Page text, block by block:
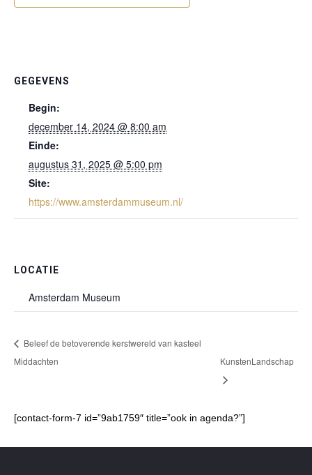
GEGEVENS
Begin:
december 14, 2024 @ 8:00 am
Einde:
augustus 31, 2025 @ 5:00 pm
Site:
https://www.amsterdammuseum.nl/
LOCATIE
Amsterdam Museum
Beleef de betoverende kerstwereld van kasteel
Middachten
KunstenLandschap
[contact-form-7 id=”9ab1759″ title=”ook in agenda?”]